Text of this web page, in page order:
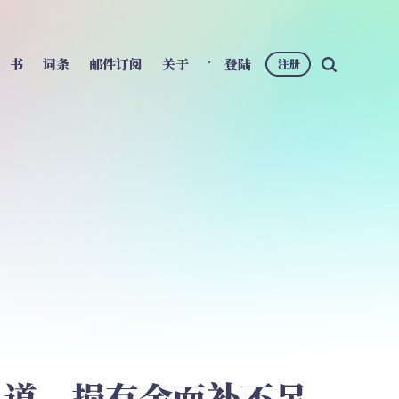
书 词条 邮件订阅 关于 登陆 注册